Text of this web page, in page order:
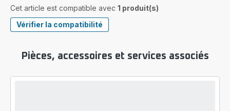
Cet article est compatible avec 1 produit(s)
Vérifier la compatibilité
Pièces, accessoires et services associés